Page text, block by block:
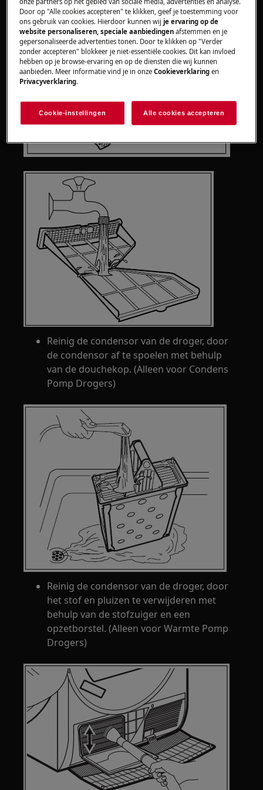
Reinig de condensor van de droger, door
de condensor af te spoelen met behulp
van de douchekop. (Alleen voor Condens
Pomp Drogers)
Reinig de condensor van de droger, door
het stof en pluizen te verwijderen met
behulp van de stofzuiger en een
opzetborstel. (Alleen voor Warmte Pomp
Drogers)
Door op "Alle cookies accepteren" te klikken, geef je toestemming voor
ons gebruik van cookies. Hierdoor kunnen wijje ervaring op de
website personaliseren, speciale aanbiedingen afstemmen en je
gepersonaliseerde advertenties tonen. Door te klikken op "Verder
zonder accepteren" blokkeer je niet-essentiële cookies. Dit kan invloed
hebben op je browse-ervaring en op de diensten die wij kunnen
aanbieden. Meer informatie vind je in onzeCookieverklaringen
Privacyverklaring.
Cookie-instellingen Alle cookies accepteren